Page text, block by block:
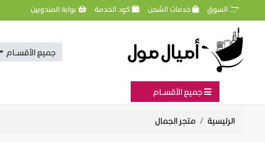
السوق خدمات الشحن كود الخدمة بوابة المندوبين
جميع الأقســام
جميع الأقســام
الرئيسية متجر الجمال